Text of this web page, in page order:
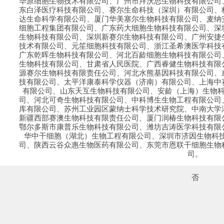
东白泽医疗科技有限公司、赛尔生命科技（深圳）有限公司
达生命科学有限公司、厦门华美塞尔生物科技有限公司、麦
细胞工程集团有限公司、广东药大细胞生物科技有限公司、
生物科技有限公司、深圳新赛尔生物科技有限公司、广州安
技术有限公司、元笙细胞科技有限公司、浙江圣希澳医学科
广东乾晖生物科技有限公司、河北百龄细胞生物科技有限公
生物科技有限公司、甘肃省人民医院、广西睿健生物科技有
源赛尔生物科技有限责任公司、河北水熊基因科技有限公司
技有限公司、太平洋康泰科学仪器（济南）有限公司、上海
有限公司、山东天互生物科技有限公司、安龄（上海）生物
司、河北可奇生物科技有限公司、中科博生生物工程有限公
库有限公司、苏州工业园区蒙纳士科学技术研究院、中南大
新疆西部赛澳生物科技有限责任公司、厦门润椿生物科技有
鄂尔多斯市康普乐生物科技有限公司、潍坊吉涛医学科技有
华中干细胞（湖北）生物工程有限公司、深圳市济因生物科
司、陕西云谷众惠生物医药有限公司、东莞市恩联干细胞生
司。
否